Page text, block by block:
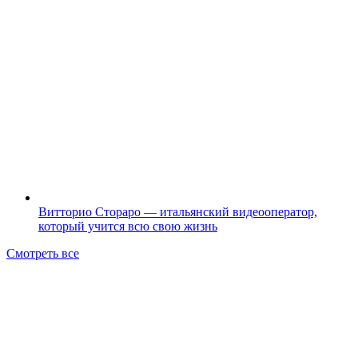
Витторио Стораро — итальянский видеооператор,
который учится всю свою жизнь
Смотреть все